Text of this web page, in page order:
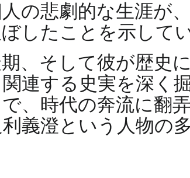
の悲劇的な生涯が
したことを示して
、そして彼が歴史
連する史実を深く
、時代の奔流に翻
義澄という人物の